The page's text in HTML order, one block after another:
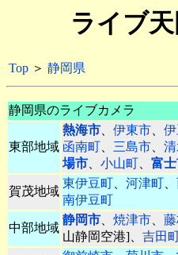
ライブ
Top ＞ 静岡県
静岡県のライブカメラ
東部地域
熱海市、 伊東市、
函南町、 三島市、
場市、 小山町、 富
賀茂地域
東伊豆町、 河津町、
南伊豆町
中部地域
静岡市、 焼津市、
山静岡空港]、 吉田